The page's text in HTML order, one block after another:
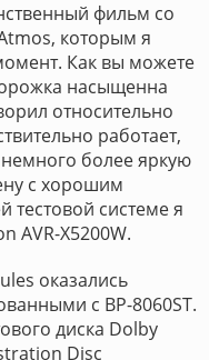
фильм со
которым я
Как вы можете
насыщенна
относительно
работает,
более яркую
с хорошим
системе я
AVR-X5200W.
оказались
с BP-8060ST.
диска Dolby
Disc